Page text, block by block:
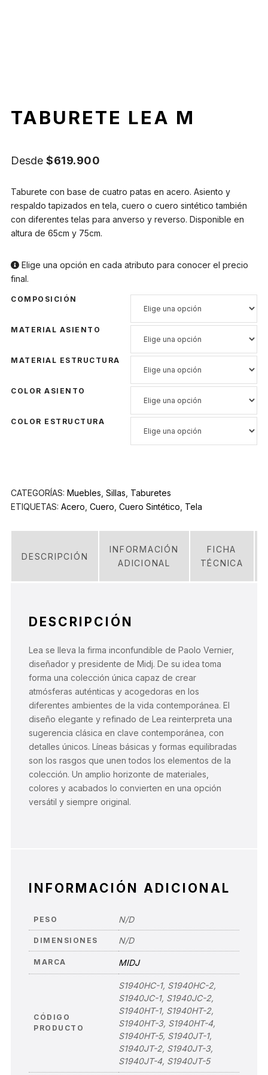
TABURETE LEA M
Desde $619.900
Taburete con base de cuatro patas en acero. Asiento y
respaldo tapizados en tela, cuero o cuero sintético también
con diferentes telas para anverso y reverso. Disponible en
altura de 65cm y 75cm.
Elige una opción en cada atributo para conocer el precio
final.
COMPOSICIÓN
MATERIAL ASIENTO
MATERIAL ESTRUCTURA
COLOR ASIENTO
COLOR ESTRUCTURA
CATEGORÍAS: Muebles Sillas Taburetes
ETIQUETAS: Acero Cuero Cuero Sintético Tela
DESCRIPCIÓN
INFORMACIÓN
ADICIONAL
FICHA
TÉCNICA
DESCRIPCIÓN
Lea se lleva la firma inconfundible de Paolo Vernier,
diseñador y presidente de Midj. De su idea toma
forma una colección única capaz de crear
atmósferas auténticas y acogedoras en los
diferentes ambientes de la vida contemporánea. El
diseño elegante y refinado de Lea reinterpreta una
sugerencia clásica en clave contemporánea, con
detalles únicos. Líneas básicas y formas equilibradas
son los rasgos que unen todos los elementos de la
colección. Un amplio horizonte de materiales,
colores y acabados lo convierten en una opción
versátil y siempre original.
INFORMACIÓN ADICIONAL
PESO N/D
DIMENSIONES N/D
MARCA MIDJ
CÓDIGO
PRODUCTO
S1940HC-1, S1940HC-2,
S1940JC-1, S1940JC-2,
S1940HT-1, S1940HT-2,
S1940HT-3, S1940HT-4,
S1940HT-5, S1940JT-1,
S1940JT-2, S1940JT-3,
S1940JT-4, S1940JT-5